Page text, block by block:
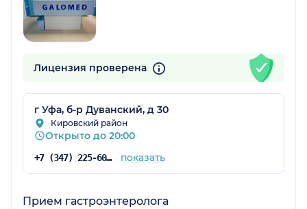
Лицензия проверена
г Уфа, б-р Дуванский, д 30
Кировский район
Открыто до 20:00
+7 (347) 225-60-85 показать
Прием гастроэнтеролога